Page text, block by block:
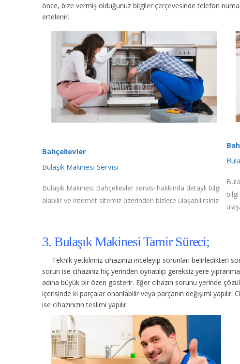
önce, bize vermiş olduğunuz bilgiler çerçevesinde telefon
ertelenir.
Bahçelievler
Bulaşık Makinesi Servisi
Bulaşık Makinesi Bahçelievler servisi hakkında detaylı bilgi
alabilir ve internet sitemiz üzerinden bizlere ulaşabilirsiniz
3. Bulaşık Makinesi Tamir Süreci;
Teknik yetkilimiz cihazınızı inceleyip sorunları belirledikten
sorun ise cihazınız hiç yerinden oynatılıp gereksiz yere
adına büyük bir özen gösterir. Eğer cihazın sorunu yerinde
içerisinde ki parçalar onarılabilir veya parçanın değişimi
ise cihazınızın teslimi yapılır.